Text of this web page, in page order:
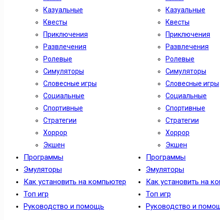
Казуальные
Квесты
Приключения
Развлечения
Ролевые
Симуляторы
Словесные игры
Социальные
Спортивные
Стратегии
Хоррор
Экшен
Программы
Эмуляторы
Как установить на компьютер
Топ игр
Руководство и помощь
Казуальные
Квесты
Приключения
Развлечения
Ролевые
Симуляторы
Словесные игры
Социальные
Спортивные
Стратегии
Хоррор
Экшен
Программы
Эмуляторы
Как установить на
Топ игр
Руководство и